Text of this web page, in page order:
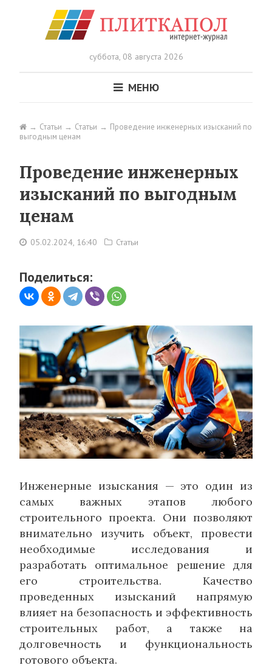
суббота,08 августа 2026
МЕНЮ
Статьи Статьи
Проведение инженерных изысканий по
выгодным ценам
Проведение инженерных
изысканий по выгодным
ценам
05.02.2024, 16:40 Статьи
Поделиться:
Инженерные изыскания — это один из
самых важных этапов любого
строительного проекта. Они позволяют
внимательно изучить объект, провести
необходимые исследования и
разработать оптимальное решение для
его строительства. Качество
проведенных изысканий напрямую
влияет на безопасность и эффективность
строительных работ, а также на
долговечность и функциональность
готового объекта.